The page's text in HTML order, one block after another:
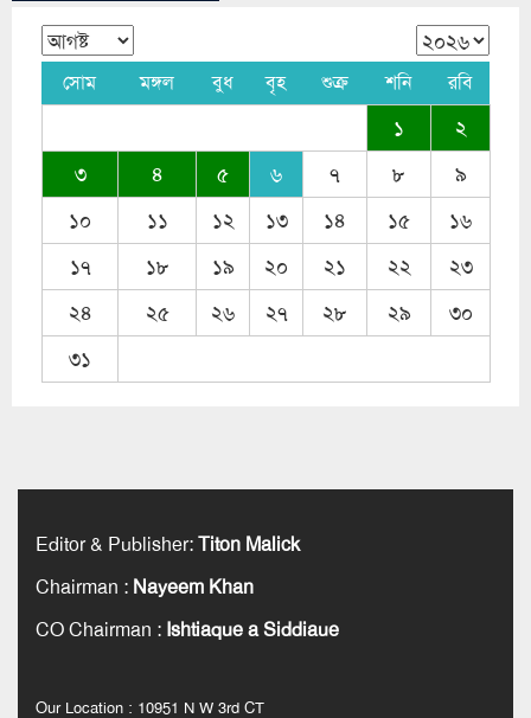
সোম মঙ্গল বুধ বৃহ শুক্র শনি রবি
১
২
৩
৪ ৫ ৬ ৭ ৮
৯
১০
১১ ১২ ১৩ ১৪ ১৫
১৬
১৭
১৮ ১৯ ২০ ২১ ২২
২৩
২৪
২৫ ২৬ ২৭ ২৮ ২৯
৩০
৩১
Editor & Publisher:Titon Malick
Chairman : Nayeem Khan
CO Chairman : Ishtiaque a Siddiaue
Our Location : 10951 N W 3rd CT